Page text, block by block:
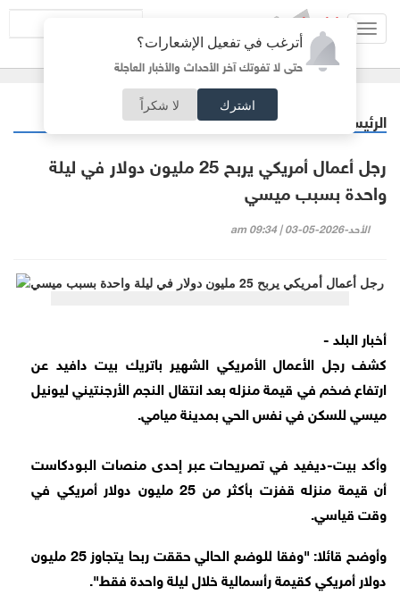
أترغب في تفعيل الإشعارات؟
حتى لا تفوتك آخر الأحداث والأخبار العاجلة
اشترك لا شكراً
الرئيسية
رجل أعمال أمريكي يربح 25 مليون دولار في ليلة
واحدة بسبب ميسي
الأحد-2026-05-03 | 09:34 am
أخبار البلد -
كشف رجل الأعمال الأمريكي الشهير باتريك بيت دافيد عن
ارتفاع ضخم في قيمة منزله بعد انتقال النجم الأرجنتيني ليونيل
ميسي للسكن في نفس الحي بمدينة ميامي.
وأكد بيت-ديفيد في تصريحات عبر إحدى منصات البودكاست
أن قيمة منزله قفزت بأكثر من 25 مليون دولار أمريكي في
وقت قياسي.
وأوضح قائلا: "وفقا للوضع الحالي حققت ربحا يتجاوز 25 مليون
دولار أمريكي كقيمة رأسمالية خلال ليلة واحدة فقط".